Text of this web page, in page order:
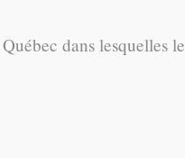
dans lesquelles le